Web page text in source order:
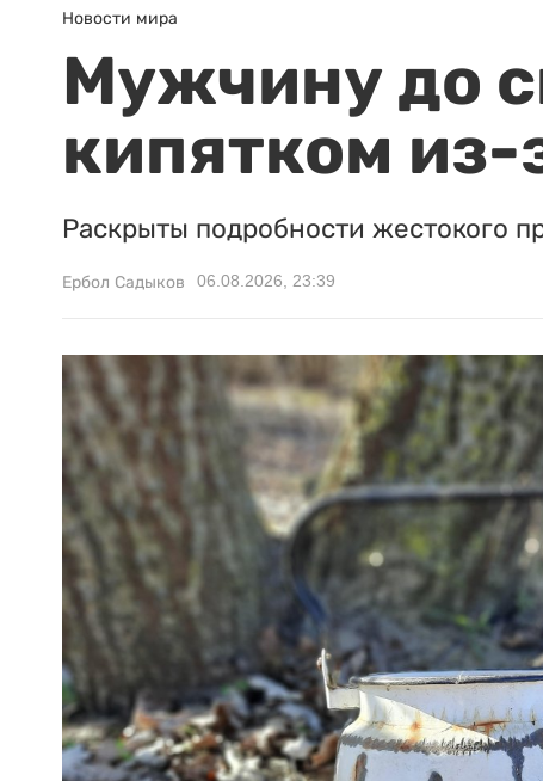
Новости мира
Мужчину до
кипятком из-
Раскрыты подробности жестокого
Ербол Садыков 06.08.2026, 23:39